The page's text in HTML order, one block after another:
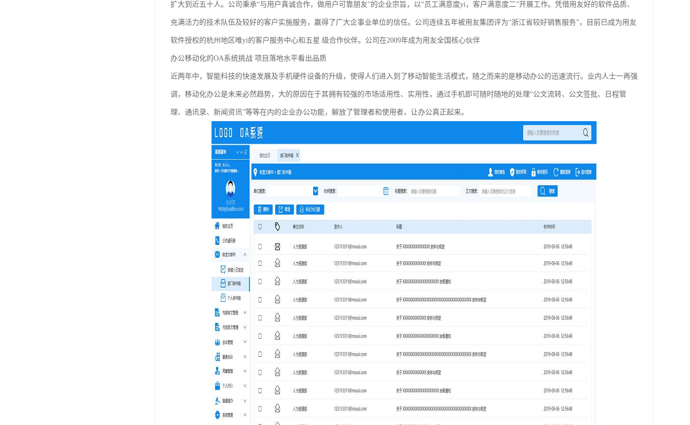
扩大到近五十人。公司秉承“与用户真诚合作，做用户可靠朋友”的企业宗旨，以“员工满意度yi，客户满意度二”开展工作。凭借用友好的软件品质、
充满活力的技术队伍及较好的客户实施服务，赢得了广大企事业单位的信任。公司连续五年被用友集团评为“浙江省较好销售服务”，目前已成为用友
软件授权的杭州地区唯yi的客户服务中心和五星.级合作伙伴。公司在2009年成为用友全国核心伙伴
办公移动化的OA系统挑战 项目落地水平看出品质
近两年中，智能科技的快速发展及手机硬件设备的升级，使得人们进入到了移动智能生活模式，随之而来的是移动办公的迅速流行。业内人士一再强
调，移动化办公是未来必然趋势，大的原因在于其拥有较强的市场适用性、实用性，通过手机即可随时随地的处理“公文流转、公文签批、日程管
理、通讯录、新闻资讯”等等在内的企业办公功能，解放了管理者和使用者，让办公真正起来。